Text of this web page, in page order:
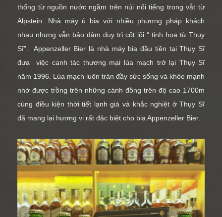
thống từ nguồn nước ngầm trên núi nổi tiếng trong vắt từ
Alpstein. Nhà máy ủ bia với nhiều phương pháp khách
nhau nhưng vẫn bảo đảm duy trì cốt lõi “ tinh hoa từ Thụy
Sĩ”. Appenzeller Bier là nhà máy bia đầu tiên tại Thụy Sĩ
đưa việc canh tác thương mại lúa mạch trở lại Thụy Sĩ
năm 1996. Lúa mạch luôn tràn đầy sức sống và khỏe mạnh
nhờ được trồng trên những cánh đồng trên độ cao 1700m
cùng điều kiện thời tiết lạnh giá và khắc nghiệt ở Thụy Sĩ
đã mang lại hương vị rất đặc biệt cho bia Appenzeller Bier.